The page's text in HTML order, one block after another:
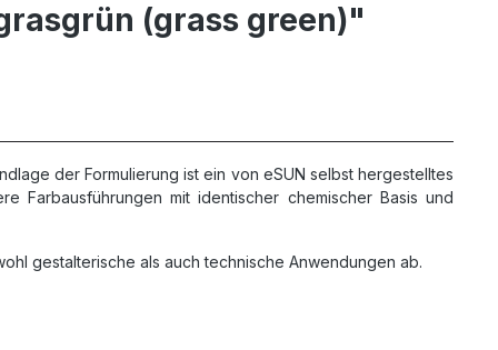
(grass green)"
der Formulierung ist ein von eSUN selbst hergestelltes
Farbausführungen mit identischer chemischer Basis und
gestalterische als auch technische Anwendungen ab.